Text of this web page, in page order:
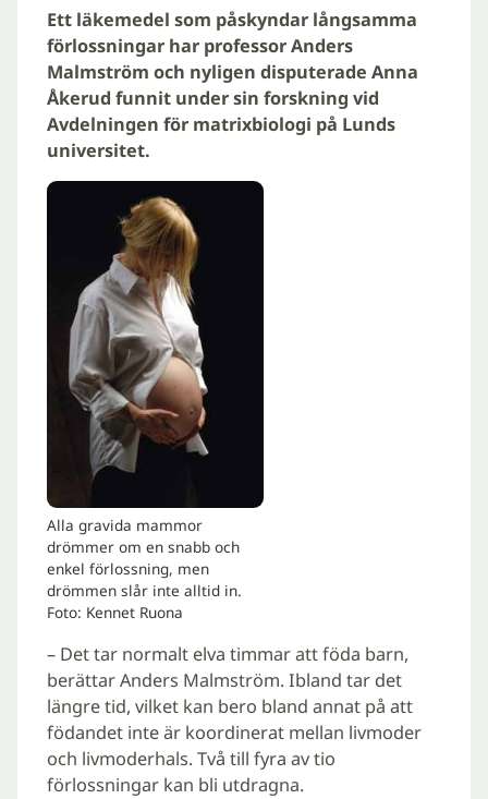
Ett läkemedel som påskyndar långsamma
förlossningar har professor Anders
Malmström och nyligen disputerade Anna
Åkerud funnit under sin forskning vid
Avdelningen för matrixbiologi på Lunds
universitet.
Alla gravida mammor
drömmer om en snabb och
enkel förlossning, men
drömmen slår inte alltid in.
Foto: Kennet Ruona
– Det tar normalt elva timmar att föda barn,
berättar Anders Malmström. Ibland tar det
längre tid, vilket kan bero bland annat på att
födandet inte är koordinerat mellan livmoder
och livmoderhals. Två till fyra av tio
förlossningar kan bli utdragna.